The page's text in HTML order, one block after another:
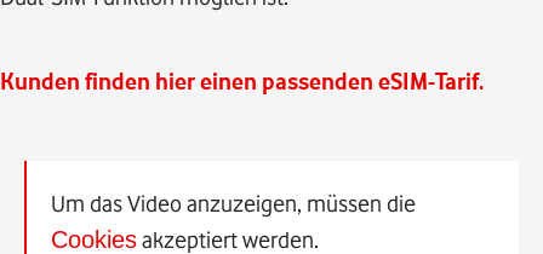
Kunden finden hier einen passenden eSIM-Tarif.
Um das Video anzuzeigen, müssen die
Cookiesakzeptiert werden.